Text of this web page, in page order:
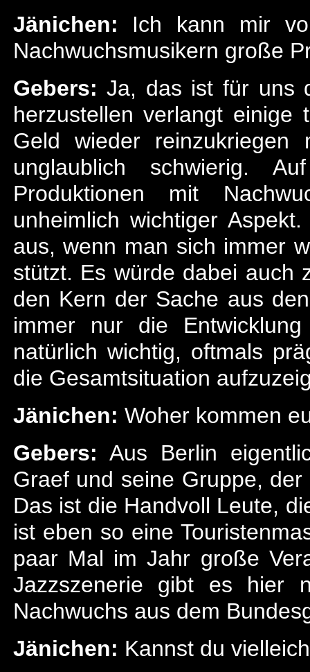
Jänichen: Ich kann mir
Nachwuchsmusikern große
Gebers: Ja, das ist für uns
herzustellen verlangt einige
Geld wieder
unglaublich schwierig.
Produktionen mit
unheimlich wichtiger
aus, wenn man sich immer
stützt. Es würde dabei auch
den Kern der Sache aus
immer nur die
natürlich wichtig, oftmals
die Gesamtsituation
Jänichen: Woher kommen
Gebers: Aus Berlin
Graef und seine Gruppe,
Das ist die Handvoll Leute,
ist eben so eine
paar Mal im Jahr große
Jazzszenerie gibt es hier
Nachwuchs aus dem
Jänichen: Kannst du